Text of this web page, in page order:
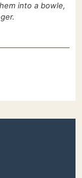
into a bowle,